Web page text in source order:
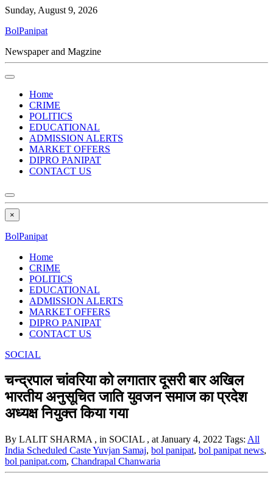
Sunday, August 9, 2026
BolPanipat
Newspaper and Magzine
Home
CRIME
POLITICS
EDUCATIONAL
ADMISSION ALERTS
MARKET OFFERS
DIPRO PANIPAT
CONTACT US
×
BolPanipat
Home
CRIME
POLITICS
EDUCATIONAL
ADMISSION ALERTS
MARKET OFFERS
DIPRO PANIPAT
CONTACT US
SOCIAL
चन्द्रपाल चांवरिया को लगातार दूसरी बार अखिल
भारतीय अनुसूचित जाति युवजन समाज का प्रदेश
अध्यक्ष नियुक्त किया गया
By LALIT SHARMA , in SOCIAL , at January 4, 2022 Tags: All
India Scheduled Caste Yuvjan Samaj, bol panipat, bol panipat news,
bol panipat.com, Chandrapal Chanwaria